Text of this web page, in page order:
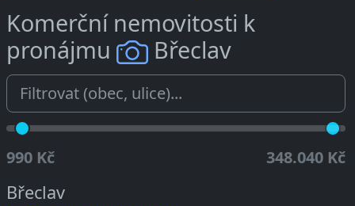
Komerční nemovitosti k
pronájmu
Břeclav
990 Kč 348.040 Kč
Břeclav